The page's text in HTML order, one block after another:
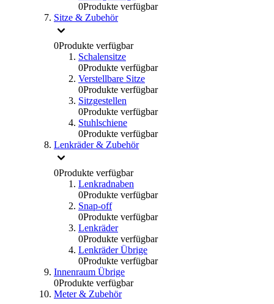
0Produkte verfügbar
Sitze & Zubehör
0Produkte verfügbar
Schalensitze
0Produkte verfügbar
Verstellbare Sitze
0Produkte verfügbar
Sitzgestellen
0Produkte verfügbar
Stuhlschiene
0Produkte verfügbar
Lenkräder & Zubehör
0Produkte verfügbar
Lenkradnaben
0Produkte verfügbar
Snap-off
0Produkte verfügbar
Lenkräder
0Produkte verfügbar
Lenkräder Übrige
0Produkte verfügbar
Innenraum Übrige
0Produkte verfügbar
Meter & Zubehör